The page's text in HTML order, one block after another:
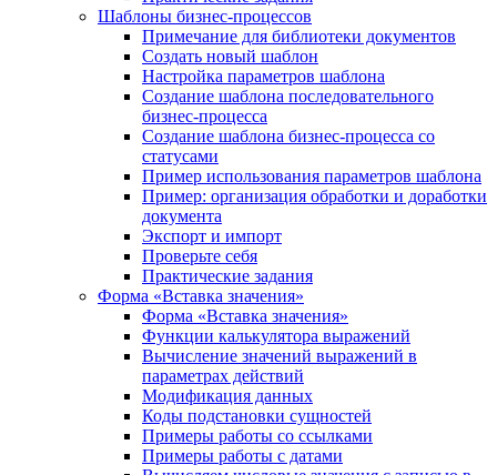
Шаблоны бизнес-процессов
Примечание для библиотеки документов
Создать новый шаблон
Настройка параметров шаблона
Создание шаблона последовательного
бизнес-процесса
Создание шаблона бизнес-процесса со
статусами
Пример использования параметров шаблона
Пример: организация обработки и доработки
документа
Экспорт и импорт
Проверьте себя
Практические задания
Форма «Вставка значения»
Форма «Вставка значения»
Функции калькулятора выражений
Вычисление значений выражений в
параметрах действий
Модификация данных
Коды подстановки сущностей
Примеры работы со ссылками
Примеры работы с датами